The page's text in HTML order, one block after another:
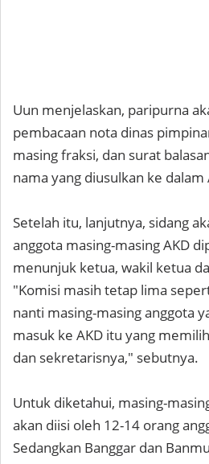
Uun menjelaskan, paripurna
pembacaan nota dinas
masing fraksi, dan surat
nama yang diusulkan ke
Setelah itu, lanjutnya, sidang
anggota masing-masing AKD
menunjuk ketua, wakil ketua
"Komisi masih tetap lima
nanti masing-masing anggota
masuk ke AKD itu yang
dan sekretarisnya," sebutnya.
Untuk diketahui, masing-
akan diisi oleh 12-14 orang
Sedangkan Banggar dan